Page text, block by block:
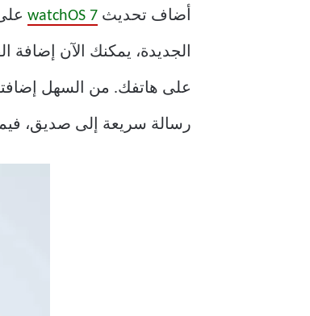
أضاف تحديث watchOS 7
رسالة سريعة إلى صديق،